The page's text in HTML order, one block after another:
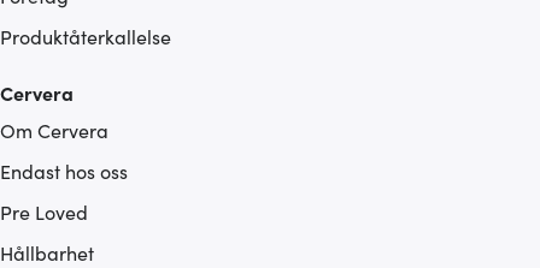
Produktåterkallelse
Cervera
Om Cervera
Endast hos oss
Pre Loved
Hållbarhet